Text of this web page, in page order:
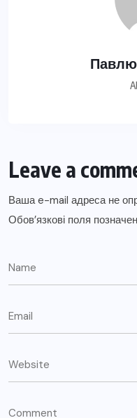
Leave a
Ваша e-mail адреса не
Обов’язкові поля